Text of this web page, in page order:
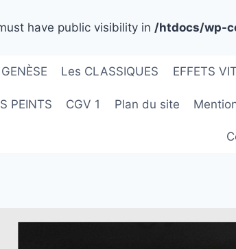
have public visibility in /htdocs/wp-
GENÈSE Les CLASSIQUES EFFETS
PEINTS CGV 1 Plan du site